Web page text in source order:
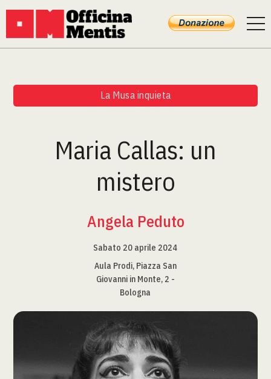
La Musa inquieta
Maria Callas: un
mistero
Angela Peduto
Sabato 20 aprile 2024
Aula Prodi, Piazza San
Giovanni in Monte, 2 -
Bologna